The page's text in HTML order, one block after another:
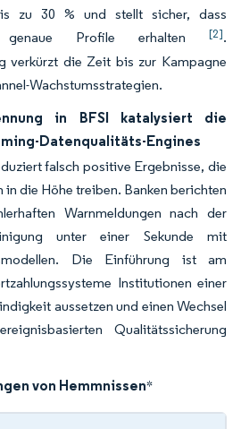
zu 30 % und stellt sicher, dass
genaue Profile erhalten [2].
verkürzt die Zeit bis zur Kampagne
Wachstumsstrategien.
in BFSI katalysiert die
Datenqualitäts-Engines
falsch positive Ergebnisse, die
in die Höhe treiben. Banken berichten
Warnmeldungen nach der
unter einer Sekunde mit
Die Einführung ist am
Institutionen einer
aussetzen und einen Wechsel
Qualitätssicherung
von Hemmnissen*